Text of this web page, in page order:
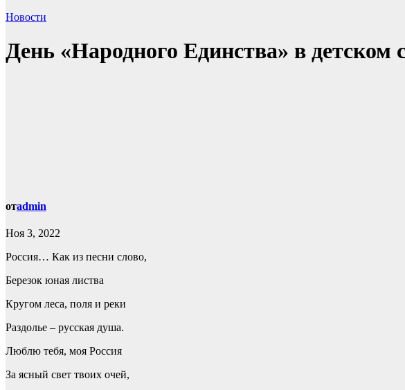
Новости
День «Народного Единства» в детском
отadmin
Ноя 3, 2022
Россия… Как из песни слово,
Березок юная листва
Кругом леса, поля и реки
Раздолье – русская душа.
Люблю тебя, моя Россия
За ясный свет твоих очей,